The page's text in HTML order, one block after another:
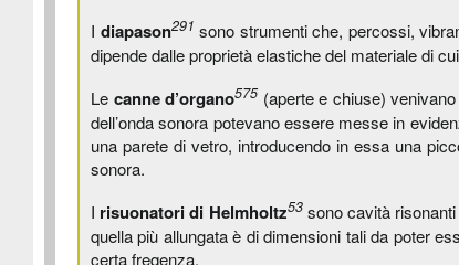
I diapason291 sono strumenti che, percossi,
dipende dalle proprietà elastiche del materiale di
Le canne d’organo575 (aperte e chiuse)
dell’onda sonora potevano essere messe in
una parete di vetro, introducendo in essa una
sonora.
I risuonatori di Helmholtz53sono cavità risonanti
quella più allungata è di dimensioni tali da poter
certa freqenza.